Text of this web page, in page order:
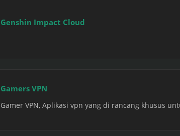
Genshin Impact Cloud
Gamers VPN
Gamer VPN, Aplikasi vpn yang di rancang khusus